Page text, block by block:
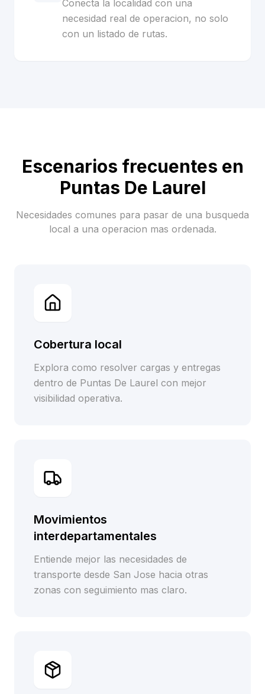
Conecta la localidad con una
necesidad real de operacion, no solo
con un listado de rutas.
Escenarios frecuentes en
Puntas De Laurel
Necesidades comunes para pasar de una busqueda
local a una operacion mas ordenada.
Cobertura local
Explora como resolver cargas y entregas
dentro de Puntas De Laurel con mejor
visibilidad operativa.
Movimientos
interdepartamentales
Entiende mejor las necesidades de
transporte desde San Jose hacia otras
zonas con seguimiento mas claro.